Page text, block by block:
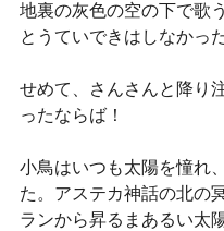
地裏の灰色の空の下で歌
とうていできはしなかった
せめて、さんさんと降り
ったならば！
小鳥はいつも太陽を憧れ
た。アステカ神話の北の
ランから昇るまあるい太